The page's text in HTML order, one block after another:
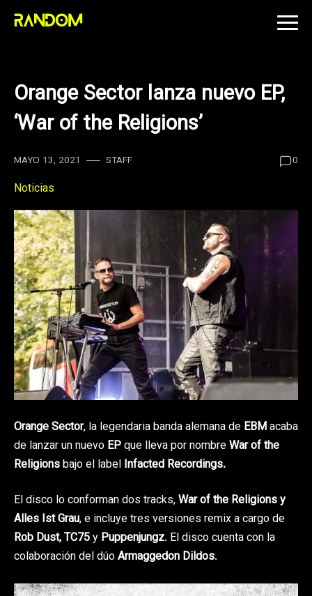
Skip
Orange Sector lanza nuevo EP,
‘War of the Religions’
MAYO 13, 2021 STAFF 0
Noticias
Orange Sector, la legendaria banda alemana de EBMacaba
de lanzar un nuevo EPque lleva por nombreWar of the
Religionsbajo el label Infacted Recordings.
El disco lo conforman dos tracks,War of the Religions y
Alles Ist Grau, e incluye tres versiones remix a cargo de
Rob Dust, TC75y Puppenjungz. El disco cuenta con la
colaboración del dúoArmaggedon Dildos.